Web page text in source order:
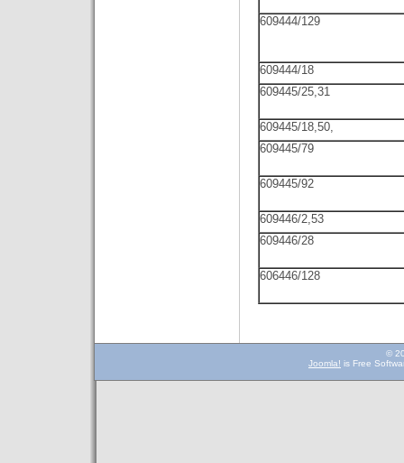
609444/129
609444/18
609445/25,31
609445/18,50,
609445/79
609445/92
609446/2,53
609446/28
606446/128
©
Joomla! is Free